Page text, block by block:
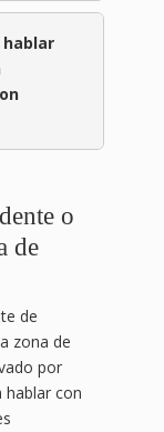
o
de
de
zona de
por
hablar con